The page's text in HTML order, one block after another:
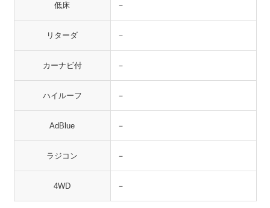
低床 －
リターダ －
カーナビ付 －
ハイルーフ －
AdBlue －
ラジコン －
4WD －